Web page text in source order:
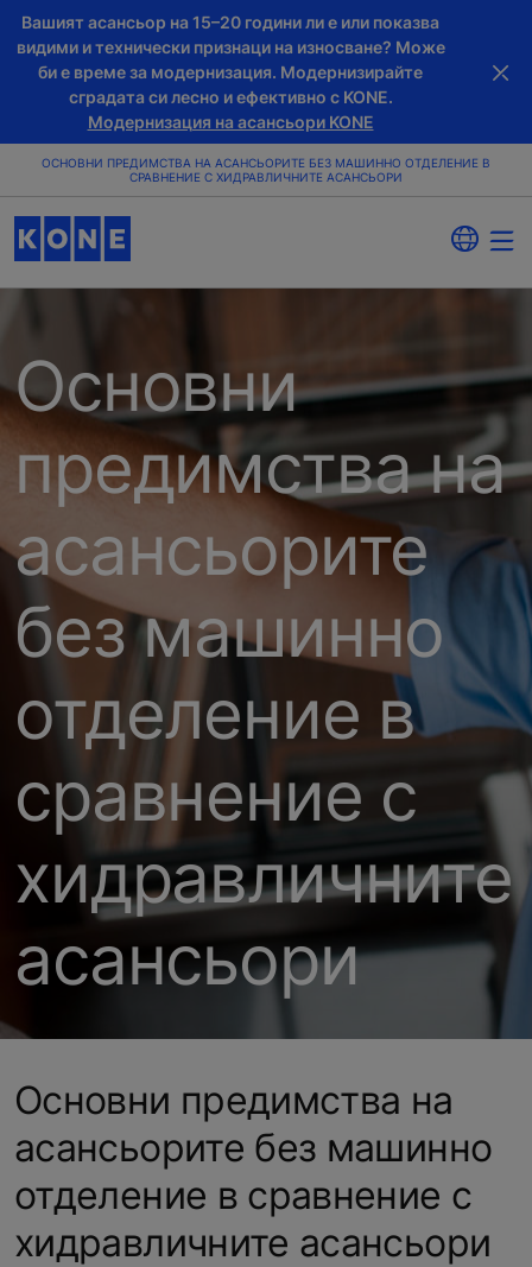
Вашият асансьор на 15–20 години ли е или показва
видими и технически признаци на износване? Може
би е време за модернизация. Модернизирайте
сградата си лесно и ефективно с KONE.
Модернизация на асансьори KONE
ОСНОВНИ ПРЕДИМСТВА НА АСАНСЬОРИТЕ БЕЗ МАШИННО ОТДЕЛЕНИЕ В
СРАВНЕНИЕ С ХИДРАВЛИЧНИТЕ АСАНСЬОРИ
Основни
предимства на
асансьорите
без машинно
отделение в
сравнение с
хидравличните
асансьори
Основни предимства на
асансьорите без машинно
отделение в сравнение с
хидравличните асансьори